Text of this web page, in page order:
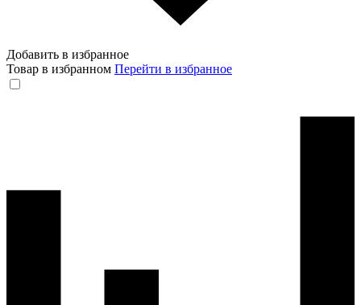
Добавить в избранное
Товар в избранном Перейти в избранное